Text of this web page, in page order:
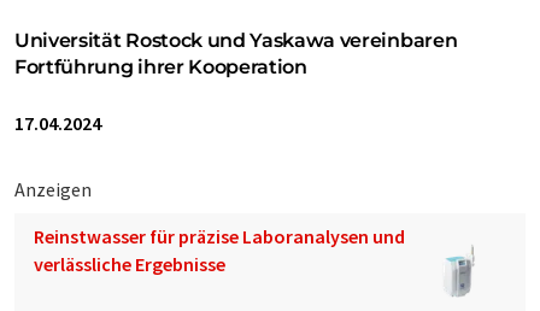
Universität Rostock und Yaskawa vereinbaren
Fortführung ihrer Kooperation
17.04.2024
Anzeigen
Reinstwasser für präzise Laboranalysen und
verlässliche Ergebnisse